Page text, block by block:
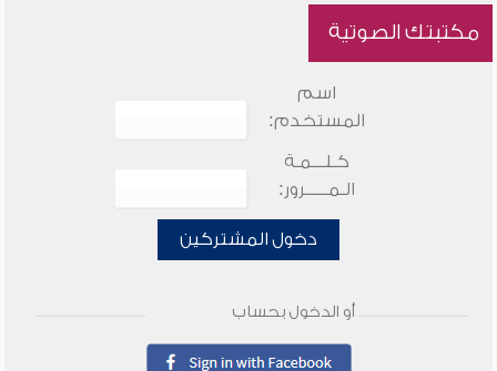
مكتبتك الصوتية
اسم
المستخدم:
كـلـــمـة
الـمـــــرور:
دخول المشتركين
أو الدخول بحساب